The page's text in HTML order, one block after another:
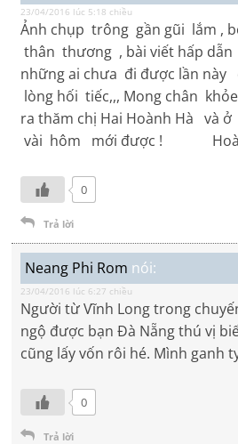
23/04/2016 lúc 5:18 chiều
Ảnh chụp trông gần gũi lắm ,
thân thương , bài viết hấp dẫn
những ai chưa đi được lần
lòng hối tiếc,,, Mong chân
ra thăm chị Hai Hoành Hà và
vài hôm mới được !
0
Trả lời
Neang Phi Rom nói:
23/04/2016 lúc 6:27 chiều
Người từ Vĩnh Long trong
ngộ được bạn Đà Nẵng thú vị
cũng lấy vốn rôi hé. Mình ganh
0
Trả lời